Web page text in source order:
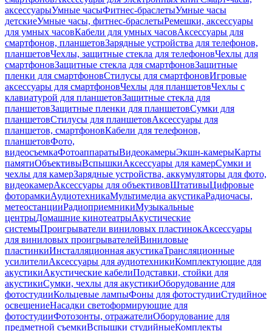
аксессуарыУмные часыФитнес-браслетыУмные часы
детскиеУмные часы, фитнес-браслетыРемешки, аксессуары
для умных часовКабели для умных часовАксессуары для
смартфонов, планшетовЗарядные устройства для телефонов,
планшетовЧехлы, защитные стекла для телефоновЧехлы для
смартфоновЗащитные стекла для смартфоновЗащитные
пленки для смартфоновСтилусы для смартфоновИгровые
аксессуары для смартфоновЧехлы для планшетовЧехлы с
клавиатурой для планшетовЗащитные стекла для
планшетовЗащитные пленки для планшетовСумки для
планшетовСтилусы для планшетовАксессуары для
планшетов, смартфоновКабели для телефонов,
планшетовФото,
видеосъемкаФотоаппаратыВидеокамерыЭкшн-камерыКарты
памятиОбъективыВспышкиАксессуары для камерСумки и
чехлы для камерЗарядные устройства, аккумуляторы для фото,
видеокамерАксессуары для объективовШтативыЦифровые
фоторамкиАудиотехникаМультимедиа акустикаРадиочасы,
метеостанцииРадиоприемникиМузыкальные
центрыДомашние кинотеатрыАкустические
системыПроигрыватели виниловых пластинокАксессуары
для виниловых проигрывателейВиниловые
пластинкиИнсталляционная акустикаТрансляционные
усилителиАксессуары для аудиотехникиКомплектующие для
акустикиАкустические кабелиПодставки, стойки для
акустикиСумки, чехлы для акустикиОборудование для
фотостудииКольцевые лампыФоны для фотостудииСтудийное
освещениеНасадки светоформирующие для
фотостудииФотозонты, отражателиОборудование для
предметной съемкиВспышки студийныеКомплекты